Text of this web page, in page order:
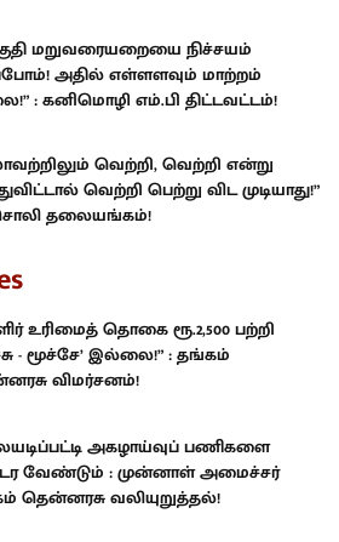
மறுவரையறையை நிச்சயம்
அதில் எள்ளளவும் மாற்றம்
: கனிமொழி எம்.பி திட்டவட்டம்!
வெற்றி, வெற்றி என்று
வெற்றி பெற்று விட முடியாது!”
தலையங்கம்!
உரிமைத் தொகை ரூ.2,500 பற்றி
- மூச்சே’ இல்லை!” : தங்கம்
விமர்சனம்!
அகழாய்வுப் பணிகளை
வேண்டும் : முன்னாள் அமைச்சர்
தென்னரசு வலியுறுத்தல்!